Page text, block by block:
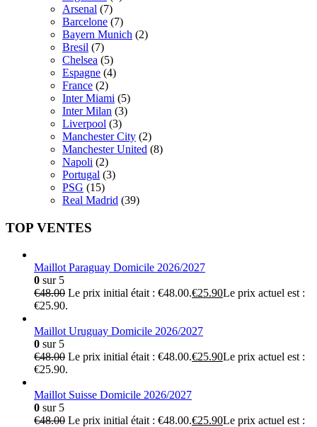
Arsenal (7)
Barcelone (7)
Bayern Munich (2)
Bresil (7)
Chelsea (5)
Espagne (4)
France (2)
Inter Miami (5)
Inter Milan (3)
Liverpool (3)
Manchester City (2)
Manchester United (8)
Napoli (2)
Portugal (3)
PSG (15)
Real Madrid (39)
TOP VENTES
Maillot Paraguay Domicile 2026/2027
0 sur 5
€48.00 Le prix initial était : €48.00.€25.90Le prix actuel est :
€25.90.
Maillot Uruguay Domicile 2026/2027
0 sur 5
€48.00 Le prix initial était : €48.00.€25.90Le prix actuel est :
€25.90.
Maillot Suisse Domicile 2026/2027
0 sur 5
€48.00 Le prix initial était : €48.00.€25.90Le prix actuel est :